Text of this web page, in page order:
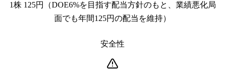
1株 125円（DOE6%を目指す配当方針のもと、業績悪化局
面でも年間125円の配当を維持）
安全性